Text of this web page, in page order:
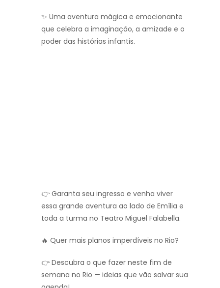
✨ Uma aventura mágica e emocionante
que celebra a imaginação, a amizade e o
poder das histórias infantis.
👉 Garanta seu ingresso e venha viver
essa grande aventura ao lado de Emília e
toda a turma no Teatro Miguel Falabella.
🔥 Quer mais planos imperdíveis no Rio?
👉 Descubra o que fazer neste fim de
semana no Rio — ideias que vão salvar sua